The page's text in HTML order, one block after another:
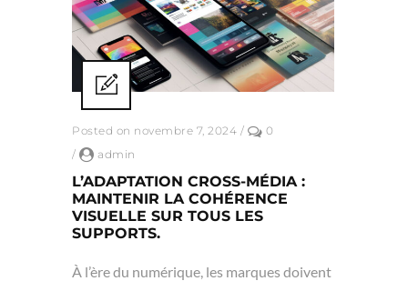
Posted on novembre 7, 2024 /
0
/
admin
L’ADAPTATION CROSS-MÉDIA :
MAINTENIR LA COHÉRENCE
VISUELLE SUR TOUS LES
SUPPORTS.
À l’ère du numérique, les marques doivent